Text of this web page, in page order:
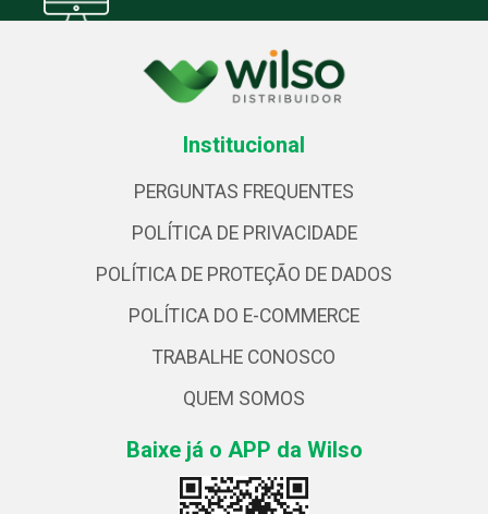
Institucional
PERGUNTAS FREQUENTES
POLÍTICA DE PRIVACIDADE
POLÍTICA DE PROTEÇÃO DE DADOS
POLÍTICA DO E-COMMERCE
TRABALHE CONOSCO
QUEM SOMOS
Baixe já o APP da Wilso